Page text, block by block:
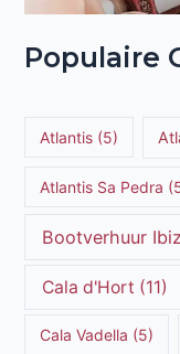
Populaire
Atlantis (5)
Atlantis Sa Pedra
Bootverhuur
Cala d'Hort (11)
Cala Vadella (5)